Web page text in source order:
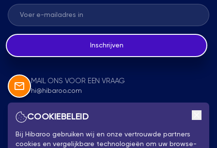
Inschrijven
MAIL ONS VOOR EEN VRAAG
hi@hibaroo.com
Volg Ons
COOKIEBELEID
Bij Hibaroo gebruiken wij en onze vertrouwde partners
cookies en vergelijkbare technologieën om uw browse-